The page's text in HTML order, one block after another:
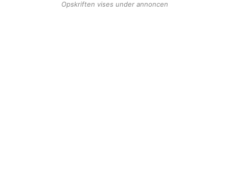
Opskriften vises under annoncen